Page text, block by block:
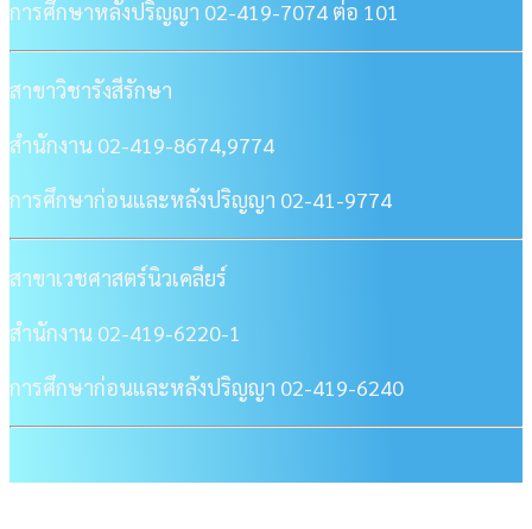
การศึกษาหลังปริญญา 02-419-7074 ต่อ 101
สาขาวิชารังสีรักษา
สำนักงาน 02-419-8674,9774
การศึกษาก่อนและหลังปริญญา 02-41-9774
สาขาเวชศาสตร์นิวเคลียร์
สำนักงาน 02-419-6220-1
การศึกษาก่อนและหลังปริญญา 02-419-6240